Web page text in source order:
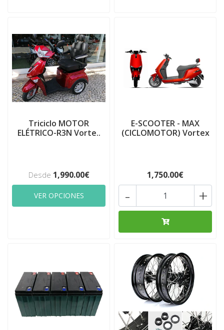
Triciclo MOTOR
ELÉTRICO-R3N Vorte..
Desde 1,990.00€
VER OPCIONES
E-SCOOTER - MAX
(CICLOMOTOR) Vortex
1,750.00€
+
-